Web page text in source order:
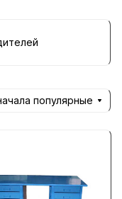
популярные